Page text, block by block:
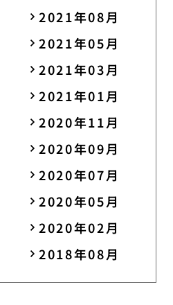
2021年08月
2021年05月
2021年03月
2021年01月
2020年11月
2020年09月
2020年07月
2020年05月
2020年02月
2018年08月